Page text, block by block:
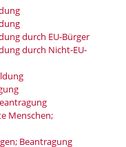
durch EU-Bürger
durch Nicht-EU-
Menschen;
Beantragung